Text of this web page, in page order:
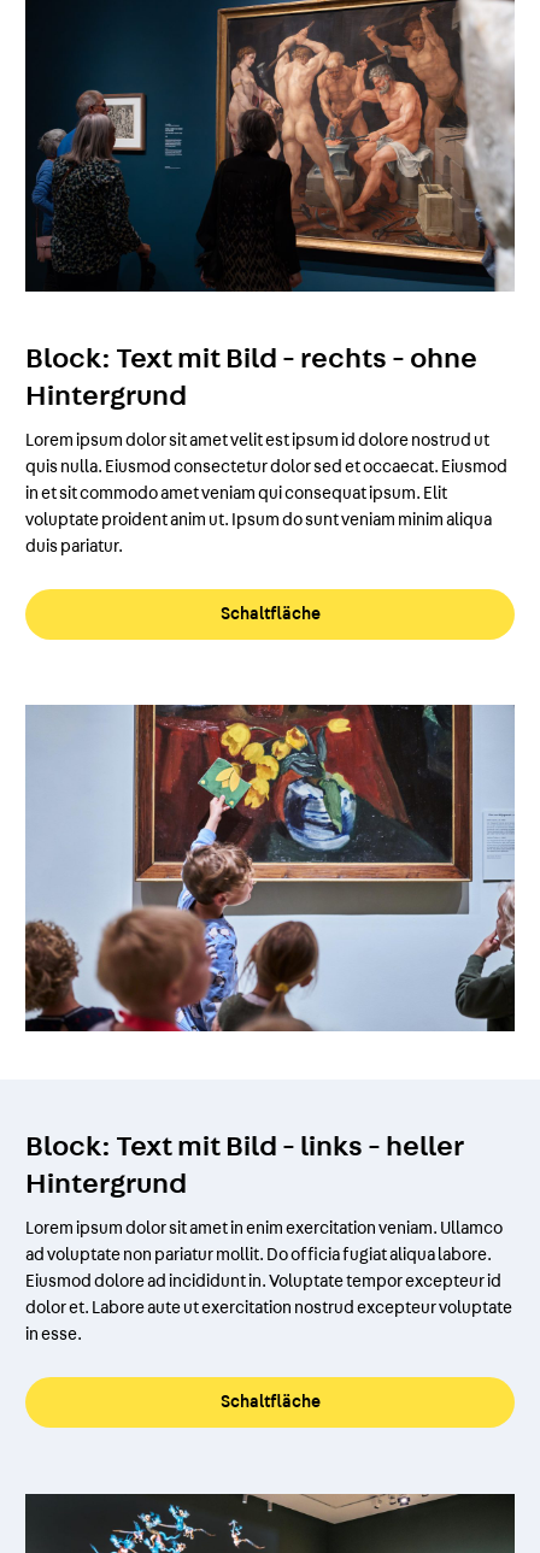
Block: Text mit Bild - rechts - ohne
Hintergrund
Lorem ipsum dolor sit amet velit est ipsum id dolore nostrud ut
quis nulla. Eiusmod consectetur dolor sed et occaecat. Eiusmod
in et sit commodo amet veniam qui consequat ipsum. Elit
voluptate proident anim ut. Ipsum do sunt veniam minim aliqua
duis pariatur.
Schaltfläche
Block: Text mit Bild - links - heller
Hintergrund
Lorem ipsum dolor sit amet in enim exercitation veniam. Ullamco
ad voluptate non pariatur mollit. Do officia fugiat aliqua labore.
Eiusmod dolore ad incididunt in. Voluptate tempor excepteur id
dolor et. Labore aute ut exercitation nostrud excepteur voluptate
in esse.
Schaltfläche